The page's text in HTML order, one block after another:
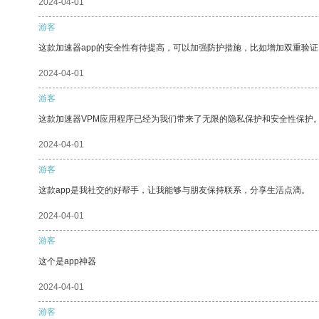
2024-04-01
游客
这款加速器app的安全性有待提高，可以加强防护措施，比如增加双重验
2024-04-01
游客
这款加速器VPM应用程序已经为我们带来了无限的隐私保护和安全性保护
2024-04-01
游客
这款app是我社交的好帮手，让我能够与朋友保持联系，分享生活点滴。
2024-04-01
游客
这个是app神器
2024-04-01
游客